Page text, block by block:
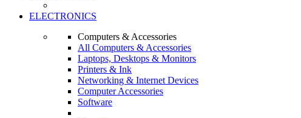
ELECTRONICS
Computers & Accessories
All Computers & Accessories
Laptops, Desktops & Monitors
Printers & Ink
Networking & Internet Devices
Computer Accessories
Software